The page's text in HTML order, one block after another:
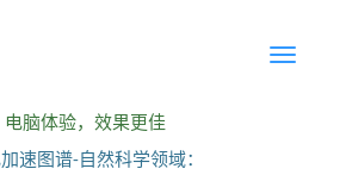
电脑体验，效果更佳
速图谱-自然科学领域：